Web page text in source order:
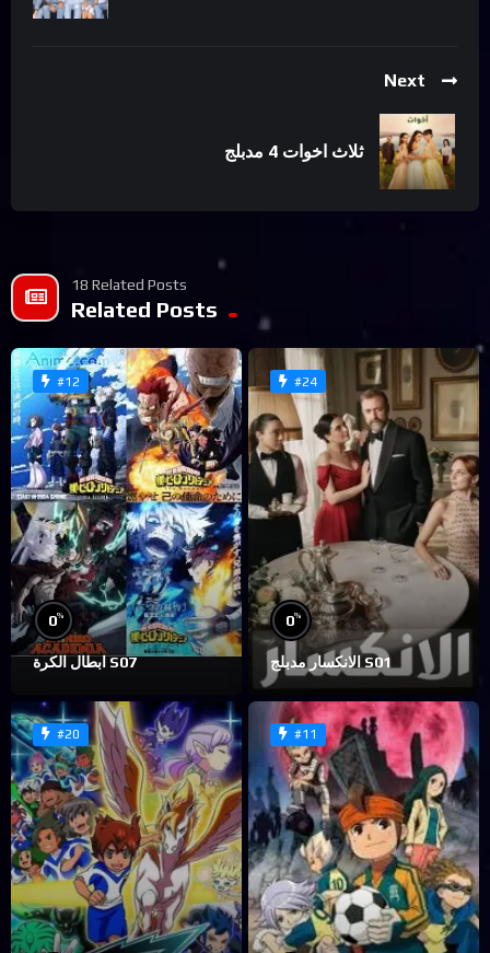
Next
ثلاث اخوات 4 مدبلج
18 Related Posts
Related Posts
#12
0%
ابطال الكرة S07
#24
0%
الانكسار مدبلج S01
#20 #11